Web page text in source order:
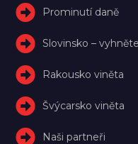
Prominutí daně
Slovinsko –
Rakousko viněta
Švýcarsko viněta
Naši partneři